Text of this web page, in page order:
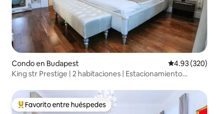
Condo en Budapest Calificación
4.93 (320)
King str Prestige | 2 habitaciones | Estacionamiento
Favorito entre huéspedes preferido
Favorito entre huéspedes